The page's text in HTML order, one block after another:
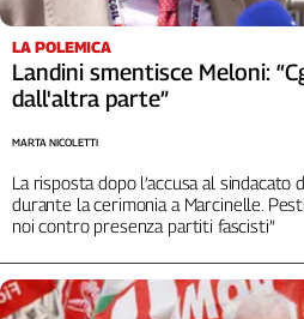
LA POLEMICA
Landini smentisce Meloni:
dall'altra parte”
La risposta dopo l’accusa al
durante la cerimonia a Marcinelle.
noi contro presenza partiti fascisti”
MARTA NICOLETTI